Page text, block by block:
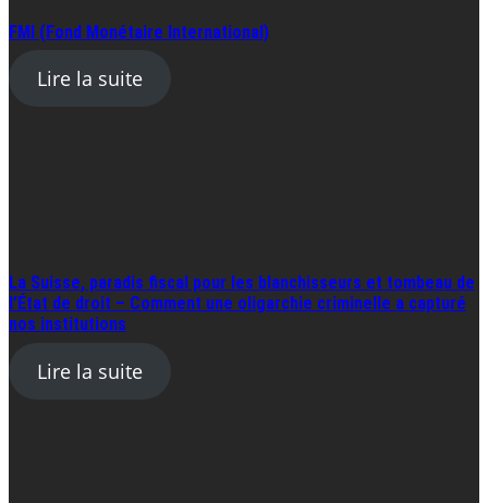
FMI (Fond Monétaire International)
Lire la suite
La Suisse, paradis fiscal pour les blanchisseurs et tombeau de
l’État de droit – Comment une oligarchie criminelle a capturé
nos institutions
Lire la suite